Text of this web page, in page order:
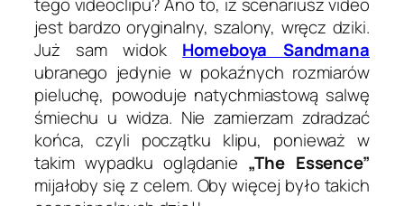
tego videoclipu? Ano to, iż scenariusz video
jest bardzo oryginalny, szalony, wręcz dziki.
Już sam widok Homeboya Sandmana
ubranego jedynie w pokaźnych rozmiarów
pieluchę, powoduje natychmiastową salwę
śmiechu u widza. Nie zamierzam zdradzać
końca, czyli początku klipu, ponieważ w
takim wypadku oglądanie „The Essence”
mijałoby się z celem. Oby więcej było takich